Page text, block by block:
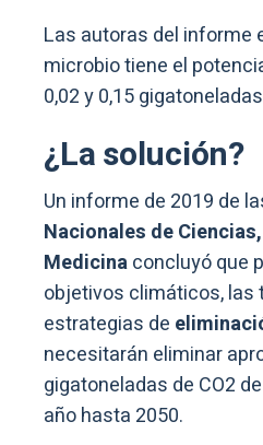
Las autoras del informe
microbio tiene el
0,02 y 0,15
¿La solución?
Un informe de 2019 de
Nacionales de
Medicinaconcluyó que
objetivos climáticos, las
estrategias de
necesitarán eliminar
gigatoneladas de CO2
año hasta 2050.